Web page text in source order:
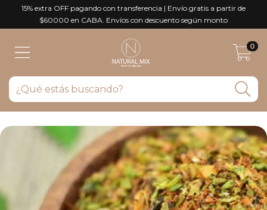
15% extra OFF pagando con transferencia | Envío gratis a partir de
$60000 en CABA. Envíos con descuento según monto
0